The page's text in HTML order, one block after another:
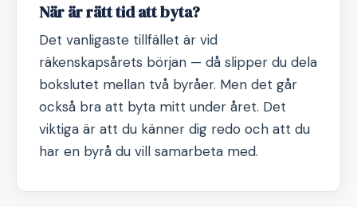
När är rätt tid att byta?
Det vanligaste tillfället är vid
räkenskapsårets början — då slipper du dela
bokslutet mellan två byråer. Men det går
också bra att byta mitt under året. Det
viktiga är att du känner dig redo och att du
har en byrå du vill samarbeta med.